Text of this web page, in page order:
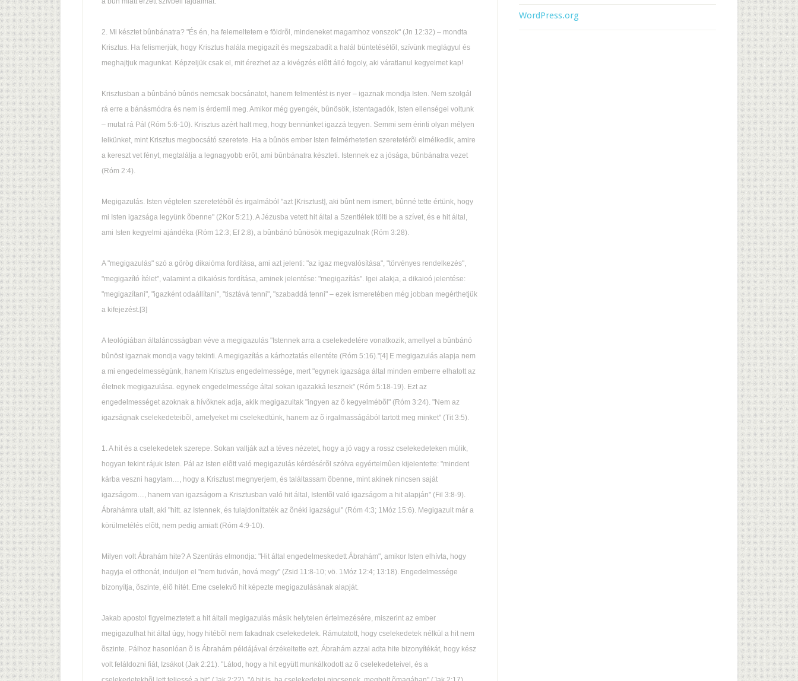
2. Mi késztet bûnbánatra? "És én, ha felemeltetem e földrõl, mindeneket magamhoz vonszok" (Jn 12:32) – mondta
Krisztus. Ha felismerjük, hogy Krisztus halála megigazít és megszabadít a halál büntetésétõl, szívünk meglágyul és
meghajtjuk magunkat. Képzeljük csak el, mit érezhet az a kivégzés elõtt álló fogoly, aki váratlanul kegyelmet kap!
Krisztusban a bûnbánó bûnös nemcsak bocsánatot, hanem felmentést is nyer – igaznak mondja Isten. Nem szolgál
rá erre a bánásmódra és nem is érdemli meg. Amikor még gyengék, bûnösök, istentagadók, Isten ellenségei voltunk
– mutat rá Pál (Róm 5:6-10). Krisztus azért halt meg, hogy bennünket igazzá tegyen. Semmi sem érinti olyan mélyen
lelkünket, mint Krisztus megbocsátó szeretete. Ha a bûnös ember Isten felmérhetetlen szeretetérõl elmélkedik, amire
a kereszt vet fényt, megtalálja a legnagyobb erõt, ami bûnbánatra készteti. Istennek ez a jósága, bûnbánatra vezet
(Róm 2:4).
Megigazulás. Isten végtelen szeretetébõl és irgalmából "azt [Krisztust], aki bûnt nem ismert, bûnné tette értünk, hogy
mi Isten igazsága legyünk õbenne" (2Kor 5:21). A Jézusba vetett hit által a Szentlélek tölti be a szívet, és e hit által,
ami Isten kegyelmi ajándéka (Róm 12:3; Ef 2:8), a bûnbánó bûnösök megigazulnak (Róm 3:28).
A "megigazulás" szó a görög dikaióma fordítása, ami azt jelenti: "az igaz megvalósítása", "törvényes rendelkezés",
"megigazító ítélet", valamint a dikaiósis fordítása, aminek jelentése: "megigazítás". Igei alakja, a dikaioó jelentése:
"megigazítani", "igazként odaállítani", "tisztává tenni", "szabaddá tenni" – ezek ismeretében még jobban megérthetjük
a kifejezést.[3]
A teológiában általánosságban véve a megigazulás "Istennek arra a cselekedetére vonatkozik, amellyel a bûnbánó
bûnöst igaznak mondja vagy tekinti. A megigazítás a kárhoztatás ellentéte (Róm 5:16)."[4] E megigazulás alapja nem
a mi engedelmességünk, hanem Krisztus engedelmessége, mert "egynek igazsága által minden emberre elhatott az
életnek megigazulása. egynek engedelmessége által sokan igazakká lesznek" (Róm 5:18-19). Ezt az
engedelmességet azoknak a hívõknek adja, akik megigazultak "ingyen az õ kegyelmébõl" (Róm 3:24). "Nem az
igazságnak cselekedeteibõl, amelyeket mi cselekedtünk, hanem az õ irgalmasságából tartott meg minket" (Tit 3:5).
1. A hit és a cselekedetek szerepe. Sokan vallják azt a téves nézetet, hogy a jó vagy a rossz cselekedeteken múlik,
hogyan tekint rájuk Isten. Pál az Isten elõtt való megigazulás kérdésérõl szólva egyértelmûen kijelentette: "mindent
kárba veszni hagytam…, hogy a Krisztust megnyerjem, és találtassam õbenne, mint akinek nincsen saját
igazságom…, hanem van igazságom a Krisztusban való hit által, Istentõl való igazságom a hit alapján" (Fil 3:8-9).
Ábrahámra utalt, aki "hitt. az Istennek, és tulajdoníttaték az õnéki igazságul" (Róm 4:3; 1Móz 15:6). Megigazult már a
körülmetélés elõtt, nem pedig amiatt (Róm 4:9-10).
Milyen volt Ábrahám hite? A Szentírás elmondja: "Hit által engedelmeskedett Ábrahám", amikor Isten elhívta, hogy
hagyja el otthonát, induljon el "nem tudván, hová megy" (Zsid 11:8-10; vö. 1Móz 12:4; 13:18). Engedelmessége
bizonyítja, õszinte, élõ hitét. Eme cselekvõ hit képezte megigazulásának alapját.
Jakab apostol figyelmeztetett a hit általi megigazulás másik helytelen értelmezésére, miszerint az ember
megigazulhat hit által úgy, hogy hitébõl nem fakadnak cselekedetek. Rámutatott, hogy cselekedetek nélkül a hit nem
õszinte. Pálhoz hasonlóan õ is Ábrahám példájával érzékeltette ezt. Ábrahám azzal adta hite bizonyítékát, hogy kész
volt feláldozni fiát, Izsákot (Jak 2:21). "Látod, hogy a hit együtt munkálkodott az õ cselekedeteivel, és a
WordPress.org